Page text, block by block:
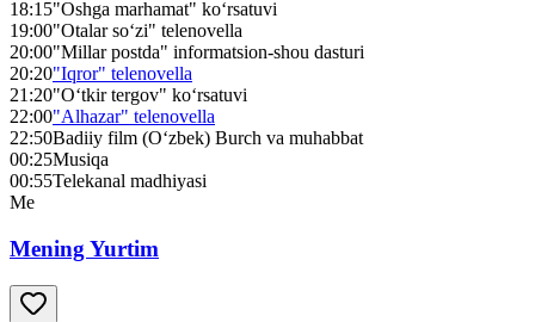
18:15"Oshga marhamat" ko‘rsatuvi
19:00"Otalar so‘zi" telenovella
20:00"Millar postda" informatsion-shou dasturi
20:20"Iqror" telenovella
21:20"O‘tkir tergov" ko‘rsatuvi
22:00"Alhazar" telenovella
22:50Badiiy film (O‘zbek) Burch va muhabbat
00:25Musiqa
00:55Telekanal madhiyasi
Me
Mening Yurtim